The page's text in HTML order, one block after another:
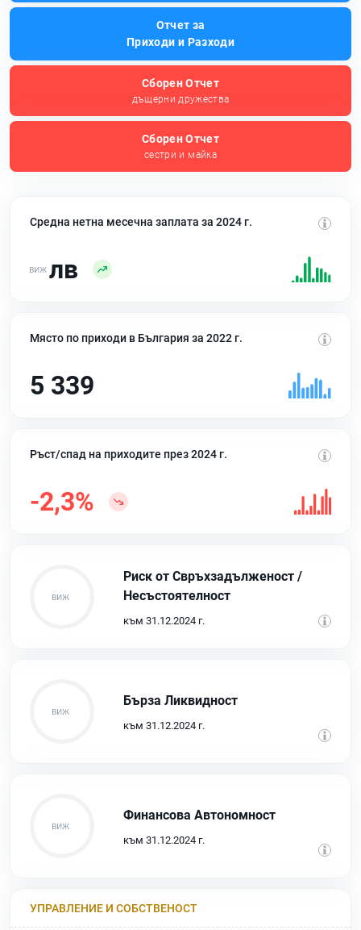
Отчет за
Приходи и Разходи
Сборен Отчет
дъщерни дружества
Сборен Отчет
сестри и майка
Средна нетна месечна заплата за 2024 г.
лв
Място по приходи в България за 2022 г.
5 339
Ръст/спад на приходите през 2024 г.
-2,3%
Риск от Свръхзадълженост /
Несъстоятелност
към 31.12.2024 г.
Бърза Ликвидност
към 31.12.2024 г.
Финансова Автономност
към 31.12.2024 г.
УПРАВЛЕНИЕ И СОБСТВЕНОСТ